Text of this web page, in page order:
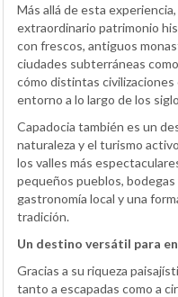
Más allá de esta
extraordinario patrimonio
con frescos, antiguos
ciudades subterráneas
cómo distintas
entorno a lo largo de los
Capadocia también es un
naturaleza y el turismo
los valles más
pequeños pueblos,
gastronomía local y una
tradición.
Un destino versátil para
Gracias a su riqueza
tanto a escapadas como a